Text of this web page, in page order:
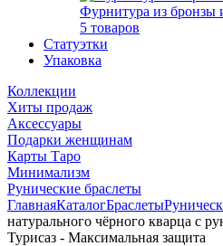
Фурнитура из бронзы
5 товаров
Статуэтки
Упаковка
Коллекции
Хиты продаж
Аксессуары
Подарки женщинам
Карты Таро
Минимализм
Рунические браслеты
ГлавнаяКаталогБраслеты
натурального чёрного кварца с
Турисаз - Максимальная защита